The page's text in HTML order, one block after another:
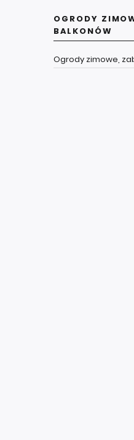
OGRODY
BALKONÓW
Ogrody zimowe,